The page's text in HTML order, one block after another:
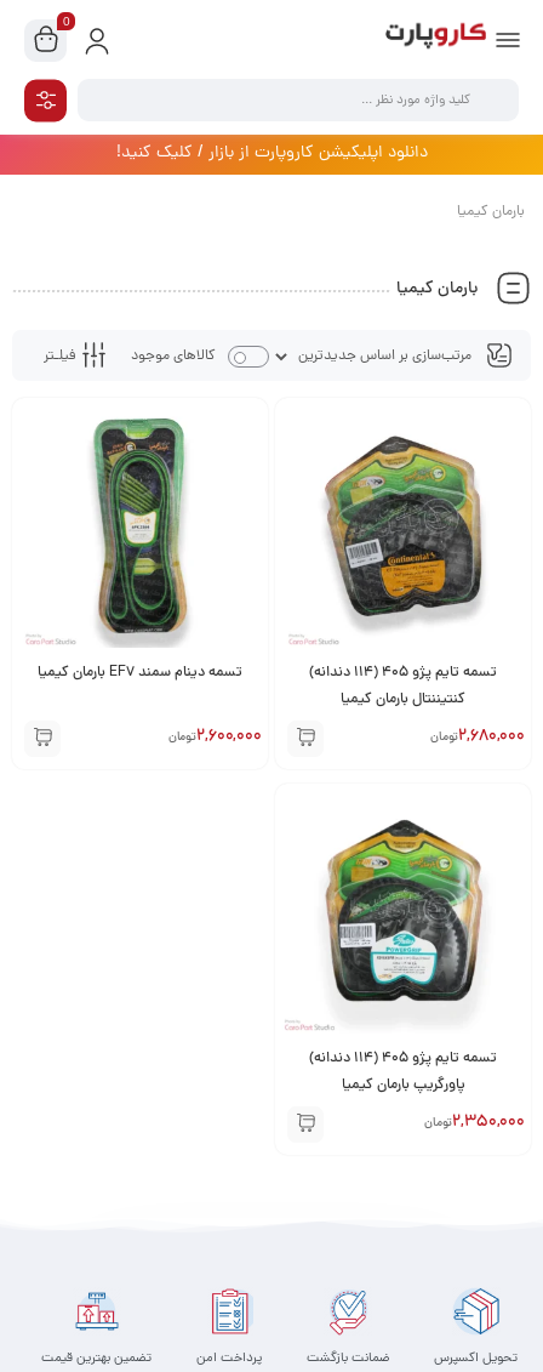
0
دانلود اپلیکیشن کاروپارت از بازار / کلیک کنید!
بارمان کیمیا
بارمان کیمیا
فیلـتر کالاهای موجود
تسمه تایم پژو 405 (114 دندانه)
کنتیننتال بارمان کیمیا
2,680,000تومان
تسمه دینام سمند EF7 بارمان کیمیا
2,600,000تومان
تسمه تایم پژو 405 (114 دندانه)
پاورگریپ بارمان کیمیا
2,350,000تومان
تحویل اکسپرس ضمانت بازگشت پرداخت امن تضمین بهترین قیمت